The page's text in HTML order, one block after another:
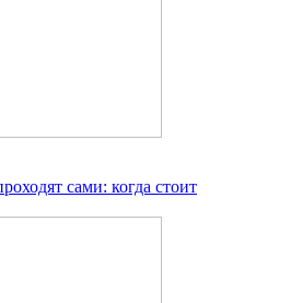
сами: когда стоит